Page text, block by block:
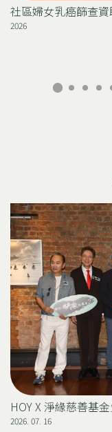
社區婦女乳癌篩查
2026
HOY X 淨緣慈善基
2026. 07. 16